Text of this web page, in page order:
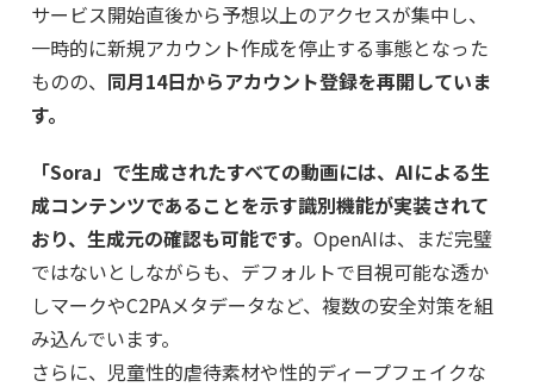
サービス開始直後から予想以上のアクセスが集中し、
一時的に新規アカウント作成を停止する事態となった
ものの、 同月14日からアカウント登録を再開していま
す。
「Sora」で生成されたすべての動画には、AIによる生
成コンテンツであることを示す識別機能が実装されて
おり、生成元の確認も可能です。 OpenAIは、まだ完璧
ではないとしながらも、デフォルトで目視可能な透か
しマークやC2PAメタデータなど、複数の安全対策を組
み込んでいます。
さらに、児童性的虐待素材や性的ディープフェイクな